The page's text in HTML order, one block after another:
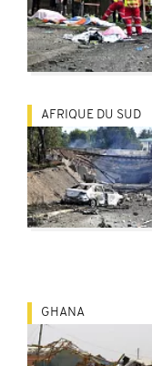
AFRIQUE DU SUD
GHANA